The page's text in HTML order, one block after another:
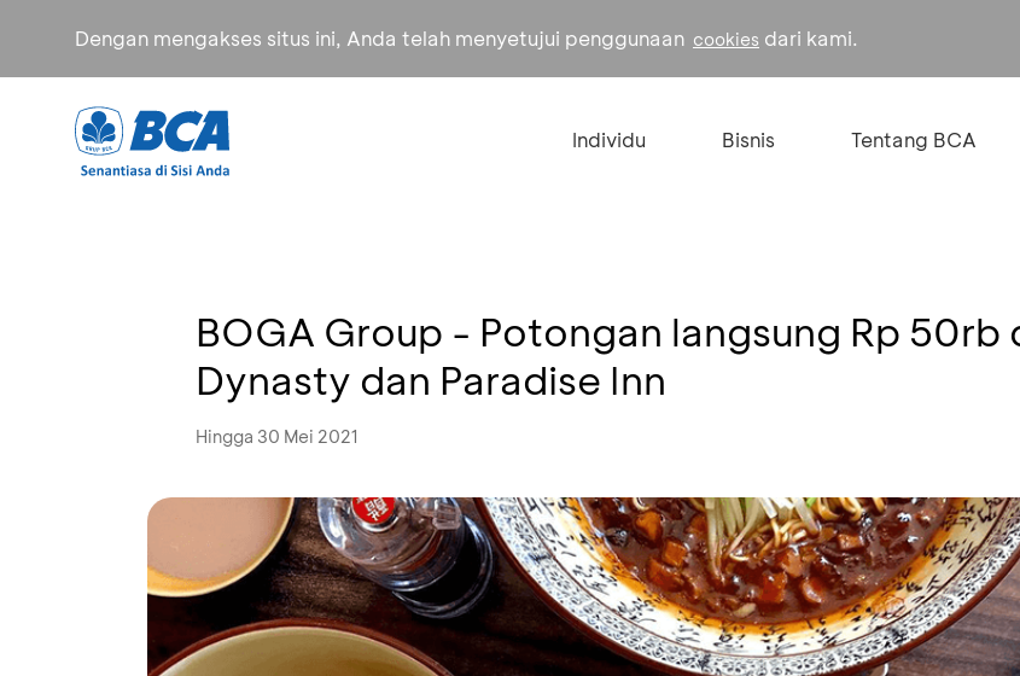
Dengan mengakses situs ini, Anda telah menyetujui penggunaan cookies dari kami.
Individu Bisnis Tentang BCA
BOGA Group - Potongan langsung Rp 50rb
Dynasty dan Paradise Inn
Hingga 30 Mei 2021